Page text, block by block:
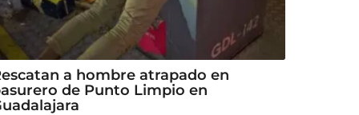
a hombre atrapado en
de Punto Limpio en